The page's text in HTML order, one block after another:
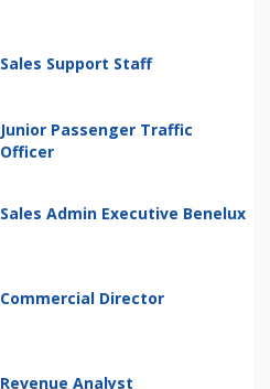
Sales Support Staff
Junior Passenger Traffic
Officer
Sales Admin Executive Benelux
Commercial Director
Revenue Analyst